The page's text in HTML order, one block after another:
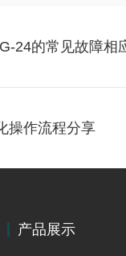
24的常见故障相
操作流程分享
产品展示